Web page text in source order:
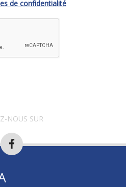
de confidentialité
NOUS SUR